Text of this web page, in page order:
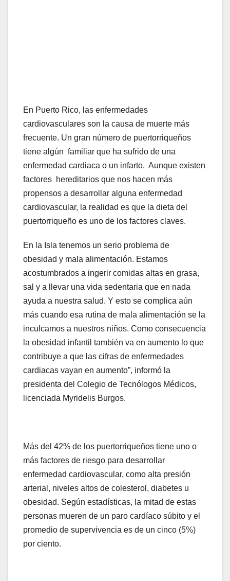
En Puerto Rico, las enfermedades
cardiovasculares son la causa de muerte más
frecuente. Un gran número de puertorriqueños
tiene algún familiar que ha sufrido de una
enfermedad cardiaca o un infarto. Aunque existen
factores hereditarios que nos hacen más
propensos a desarrollar alguna enfermedad
cardiovascular, la realidad es que la dieta del
puertorriqueño es uno de los factores claves.
En la Isla tenemos un serio problema de
obesidad y mala alimentación. Estamos
acostumbrados a ingerir comidas altas en grasa,
sal y a llevar una vida sedentaria que en nada
ayuda a nuestra salud. Y esto se complica aún
más cuando esa rutina de mala alimentación se la
inculcamos a nuestros niños. Como consecuencia
la obesidad infantil también va en aumento lo que
contribuye a que las cifras de enfermedades
cardiacas vayan en aumento”, informó la
presidenta del Colegio de Tecnólogos Médicos,
licenciada Myridelis Burgos.
Más del 42% de los puertorriqueños tiene uno o
más factores de riesgo para desarrollar
enfermedad cardiovascular, como alta presión
arterial, niveles altos de colesterol, diabetes u
obesidad. Según estadísticas, la mitad de estas
personas mueren de un paro cardíaco súbito y el
promedio de supervivencia es de un cinco (5%)
por ciento.